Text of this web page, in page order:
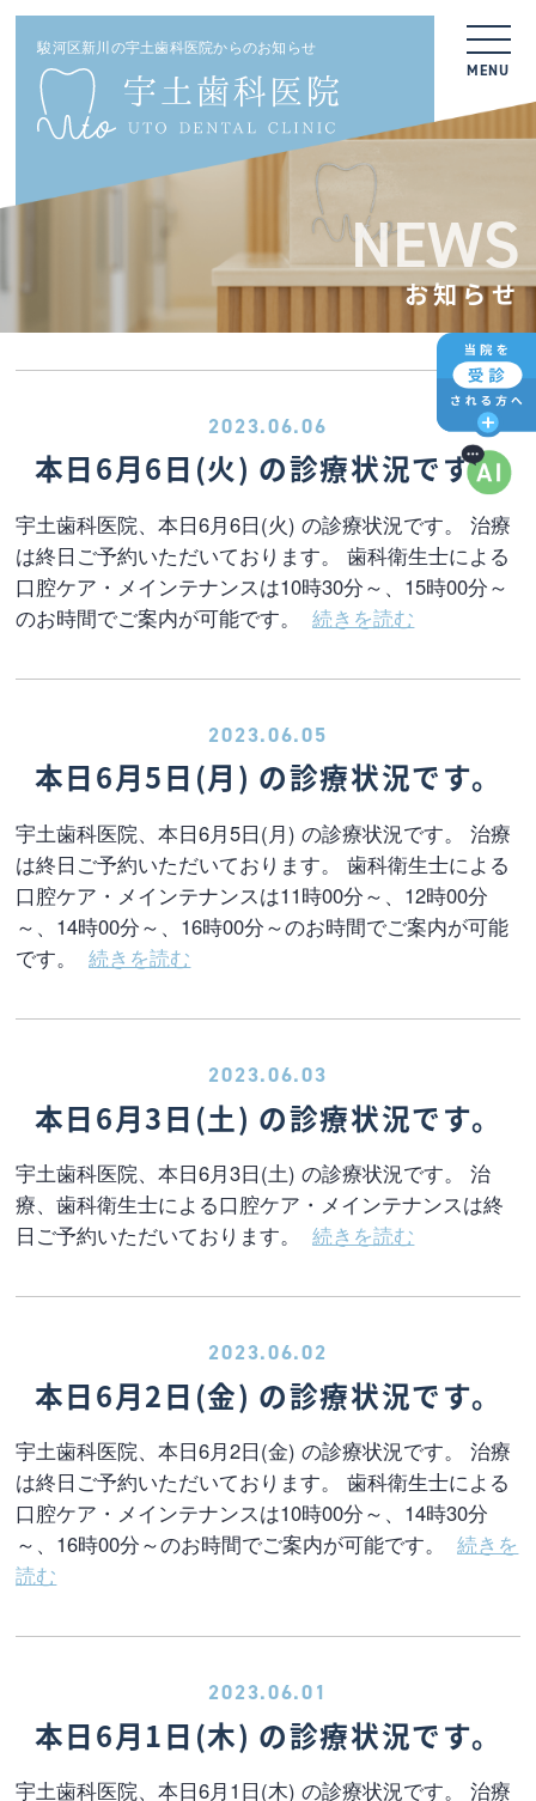
駿河区新川の宇土歯科医院からのお知らせ
MENU
NEWS
お知らせ
2023.06.06
本日6月6日(火) の診療状況です。
宇土歯科医院、本日6月6日(火) の診療状況です。 治療
は終日ご予約いただいております。 歯科衛生士による
口腔ケア・メインテナンスは10時30分～、15時00分～
のお時間でご案内が可能です。続きを読む
2023.06.05
本日6月5日(月) の診療状況です。
宇土歯科医院、本日6月5日(月) の診療状況です。 治療
は終日ご予約いただいております。 歯科衛生士による
口腔ケア・メインテナンスは11時00分～、12時00分
～、14時00分～、16時00分～のお時間でご案内が可能
です。続きを読む
2023.06.03
本日6月3日(土) の診療状況です。
宇土歯科医院、本日6月3日(土) の診療状況です。 治
療、歯科衛生士による口腔ケア・メインテナンスは終
日ご予約いただいております。続きを読む
2023.06.02
本日6月2日(金) の診療状況です。
宇土歯科医院、本日6月2日(金) の診療状況です。 治療
は終日ご予約いただいております。 歯科衛生士による
口腔ケア・メインテナンスは10時00分～、14時30分
～、16時00分～のお時間でご案内が可能です。続きを
読む
2023.06.01
本日6月1日(木) の診療状況です。
宇土歯科医院、本日6月1日(木) の診療状況です。 治療